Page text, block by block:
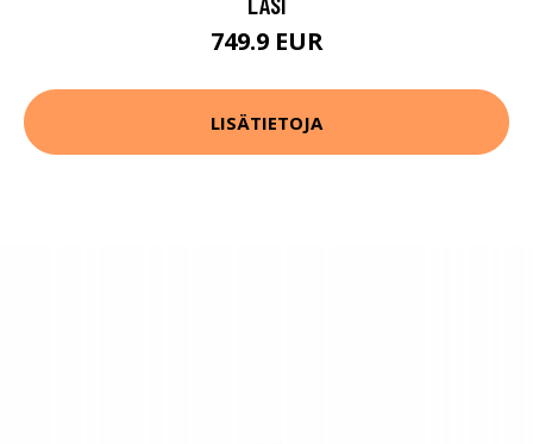
749.9 EUR
LISÄTIETOJA